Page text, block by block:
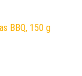
BBQ, 150 g